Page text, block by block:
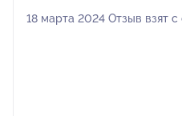
18 марта 2024 Отзыв взят с